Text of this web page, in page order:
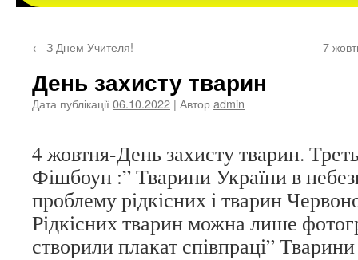
← З Днем Учителя! 7
День захисту тварин
Дата публікації06.10.2022 | Авторadmin
4 жовтня-День захисту тварин.
Фішбоун :” Тварини України в
проблему рідкісних і тварин
Рідкісних тварин можна лише
створили плакат співпраці”